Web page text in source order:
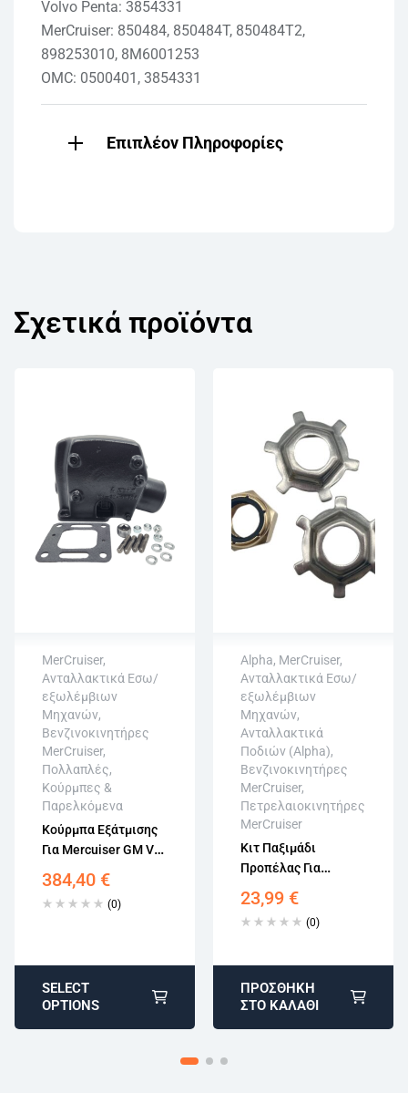
Volvo Penta: 3854331
MerCruiser: 850484, 850484T, 850484T2,
898253010, 8M6001253
OMC: 0500401, 3854331
Επιπλέον Πληροφορίες
Σχετικά προϊόντα
MerCruiser,
Ανταλλακτικά Εσω/
εξωλέμβιων
Μηχανών,
Βενζινοκινητήρες
MerCruiser,
Πολλαπλές,
Κούρμπες &
Παρελκόμενα
Κούρμπα Εξάτμισης
Για Mercuiser GM V6
384,40 €
(0)
Αποστολή σε 10-12
εργάσιμες
Δυνατότητα
άμεσης
αεροπορικής
παραγγελίας
Επιστροφή εντός
15 εργάσιμων
SELECT
OPTIONS
Alpha, MerCruiser,
Ανταλλακτικά Εσω/
εξωλέμβιων
Μηχανών,
Ανταλλακτικά
Ποδιών (Alpha),
Βενζινοκινητήρες
MerCruiser,
Πετρελαιοκινητήρες
MerCruiser
Κιτ Παξιμάδι
Προπέλας Για
52707Q1, 11-
52707A1
23,99 €
(0)
Άμεση αποστολή
Επιστροφή εντός
15 εργάσιμων
Αγορά χωρίς
εγγραφή
ΠΡΟΣΘΉΚΗ
ΣΤΟ ΚΑΛΆΘΙ